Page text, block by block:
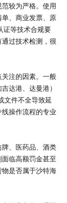
较为严格。使用
、商业发票、原
证等技术合规要
过技术检测，很
注的因素。一般
达港、达曼港）
文件不全导致延
操作流程的专业
、医药品、酒类
临高额罚金甚至
是否属于沙特海